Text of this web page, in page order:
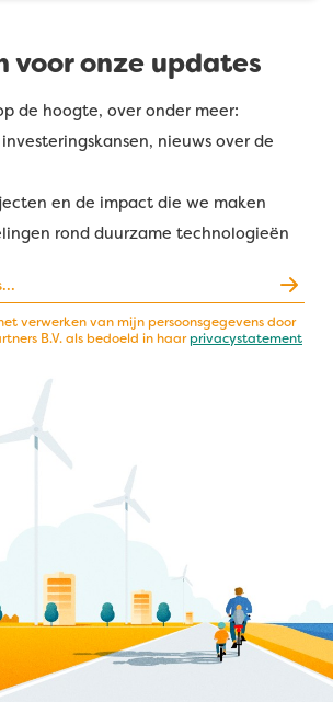
voor onze updates
de hoogte, over onder meer:
nieuws over de
en de impact die we maken
rond duurzame technologieën
verwerken van mijn persoonsgegevens door
B.V. als bedoeld in haarprivacystatement